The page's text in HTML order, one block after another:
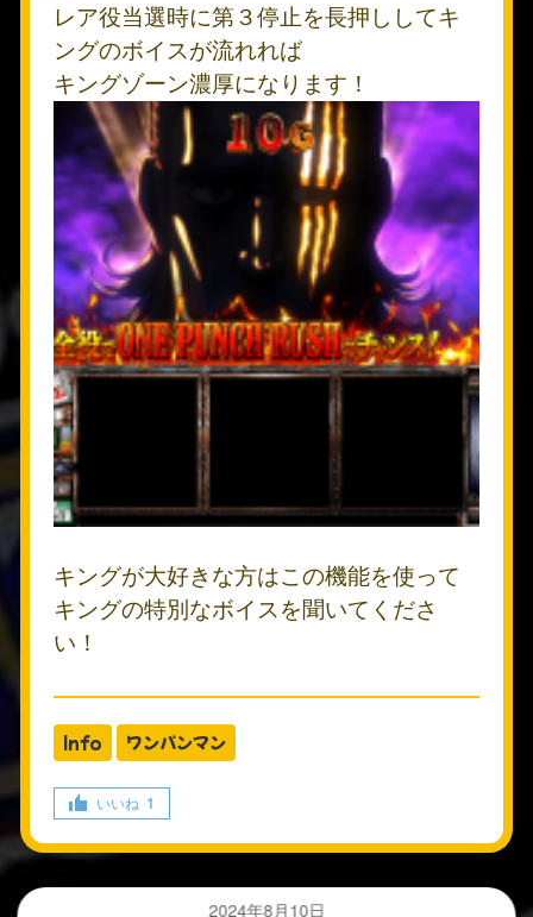
レア役当選時に第３停止を長押ししてキ
ングのボイスが流れれば
キングゾーン濃厚になります！
キングが大好きな方はこの機能を使って
キングの特別なボイスを聞いてくださ
い！
Info ワンパンマン
いいね 1
2024年8月10日